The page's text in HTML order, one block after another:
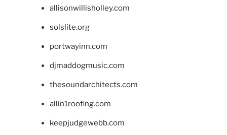
allisonwillisholley.com
solslite.org
portwayinn.com
djmaddogmusic.com
thesoundarchitects.com
allin1roofing.com
keepjudgewebb.com